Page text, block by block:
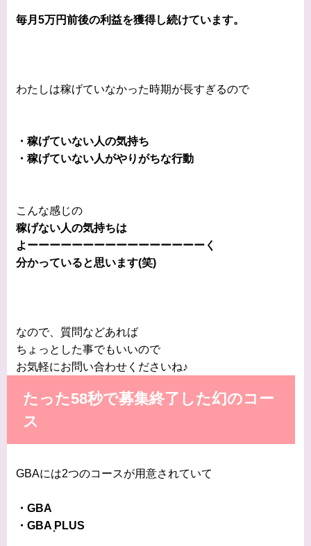
毎月5万円前後の利益を獲得し続けています。
わたしは稼げていなかった時期が長すぎるので
・稼げていない人の気持ち
・稼げていない人がやりがちな行動
こんな感じの
稼げない人の気持ちは
よーーーーーーーーーーーーーーーーく
分かっていると思います(笑)
なので、質問などあれば
ちょっとした事でもいいので
お気軽にお問い合わせくださいね♪
たった58秒で募集終了した幻のコー
ス
GBAには2つのコースが用意されていて
・GBA
・GBA ̟PLUS